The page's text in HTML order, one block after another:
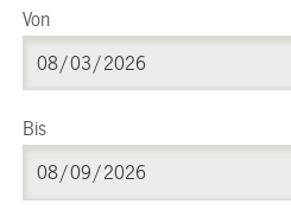
Von
Bis